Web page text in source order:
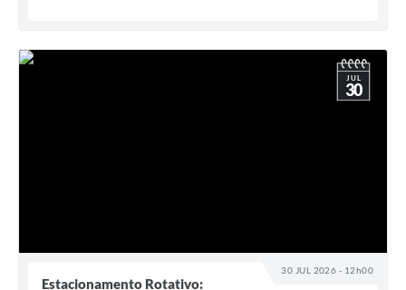
30 JUL 2026 - 12h00
JUL
30
Estacionamento Rotativo: